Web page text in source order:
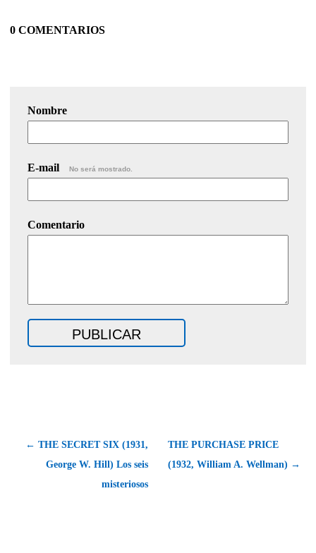
0 COMENTARIOS
Nombre
E-mail No será mostrado.
Comentario
← THE SECRET SIX (1931,
George W. Hill) Los seis
misteriosos
THE PURCHASE PRICE
(1932, William A. Wellman) →